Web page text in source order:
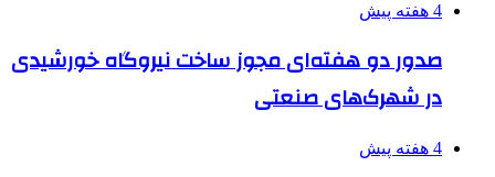
4 هفته پیش
صدور دو هفته‌ای مجوز ساخت نیروگاه خورشیدی
در شهرک‌های صنعتی
4 هفته پیش